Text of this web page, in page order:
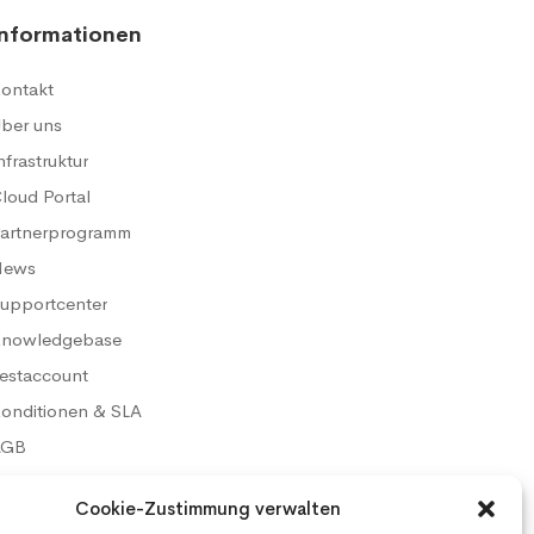
Cookie-Zustimmung verwalten
uns
Portal
& SLA
Impressum